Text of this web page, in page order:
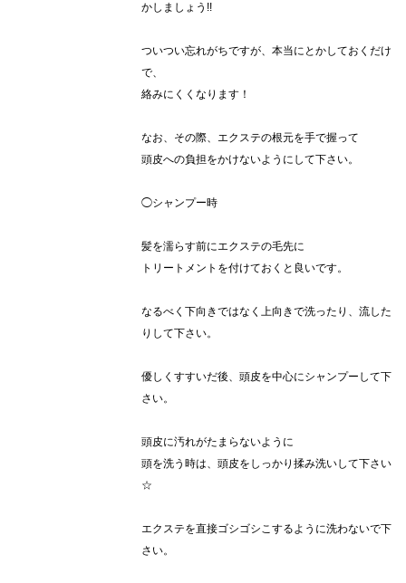
かしましょう!!
ついつい忘れがちですが、本当にとかしておくだけ
で、
絡みにくくなります！
なお、その際、エクステの根元を手で握って
頭皮への負担をかけないようにして下さい。
◯シャンプー時
髪を濡らす前にエクステの毛先に
トリートメントを付けておくと良いです。
なるべく下向きではなく上向きで洗ったり、流した
りして下さい。
優しくすすいだ後、頭皮を中心にシャンプーして下
さい。
頭皮に汚れがたまらないように
頭を洗う時は、頭皮をしっかり揉み洗いして下さい
☆
エクステを直接ゴシゴシこするように洗わないで下
さい。